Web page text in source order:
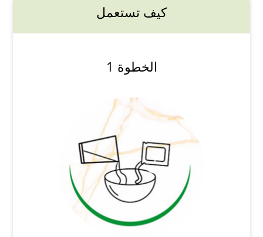
كيف تستعمل
الخطوة 1